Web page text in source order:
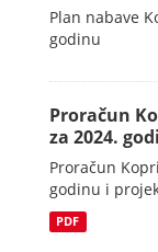
Plan nabave
godinu
Proračun
za 2024.
Proračun
godinu i
PDF